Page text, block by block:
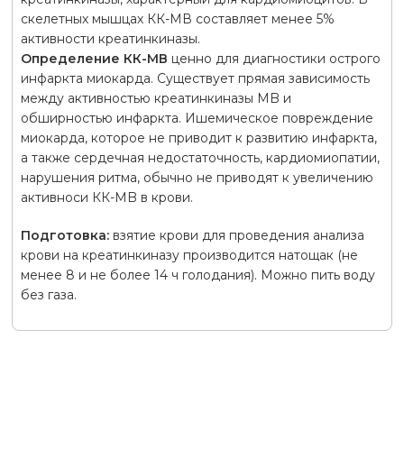
скелетных мышцах КК-МВ составляет менее 5%
активности креатинкиназы.
Определение КК-МВ ценно для диагностики острого
инфаркта миокарда. Существует прямая зависимость
между активностью креатинкиназы MB и
обширностью инфаркта. Ишемическое повреждение
миокарда, которое не приводит к развитию инфаркта,
а также сердечная недостаточность, кардиомиопатии,
нарушения ритма, обычно не приводят к увеличению
активноси КК-MB в крови.
Подготовка:взятие крови для проведения анализа
крови на креатинкиназу производится натощак (не
менее 8 и не более 14 ч голодания). Можно пить воду
без газа.